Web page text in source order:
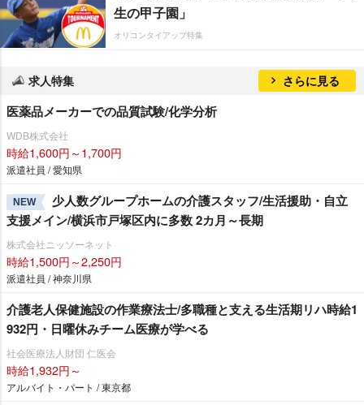
生の甲子園」
オリコンタイアップ特集
求人特集 さらに見る
医薬品メーカーでの品質試験/化学分析
WDB株式会社
時給1,600円～1,700円
派遣社員 / 愛知県
NEW
少人数グループホームの介護スタッフ/生活援助・自立
支援メイン/横浜市戸塚区内に多数 2カ月～長期
株式会社ニッソーネット
時給1,500円～2,250円
派遣社員 / 神奈川県
介護老人保健施設の作業療法士/多職種と支える生活期リハ時給1
932円・日曜休みチーム医療が学べる
社会医療法人財団 仁医会
時給1,932円～
アルバイト・パート / 東京都